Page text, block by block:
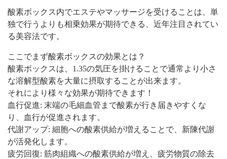
酸素ボックス内でエステやマッサージを受けることは、単
独で行うよりも相乗効果が期待できる、近年注目されてい
る美容法です。
ここでまず酸素ボックスの効果とは？
酸素ボックスは、1.35の気圧を掛けることで通常より小さ
な溶解型酸素を大量に摂取することが出来ます。
それにより様々な効果が期待できます！
血行促進: 末端の毛細血管まで酸素が行き届きやすくな
り、血行が促進されます。
代謝アップ: 細胞への酸素供給が増えることで、新陳代謝
が活発化します。
疲労回復: 筋肉組織への酸素供給が増え、疲労物質の除去